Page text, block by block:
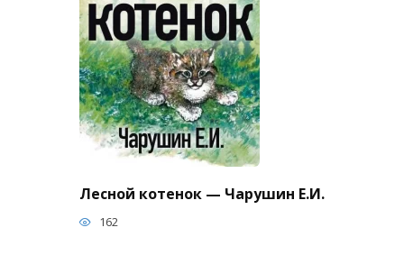
Лесной котенок — Чарушин Е.И.
162